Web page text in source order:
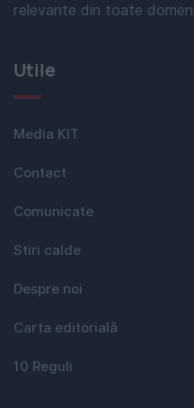
relevante din toate
Utile
Media KIT
Contact
Comunicate
Stiri calde
Despre noi
Carta editorială
10 Reguli